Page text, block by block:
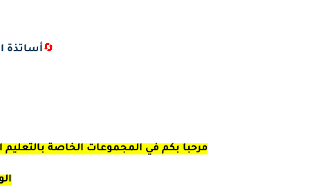
🔄أساتذة
مرحبا بكم في المجموعات الخاصة